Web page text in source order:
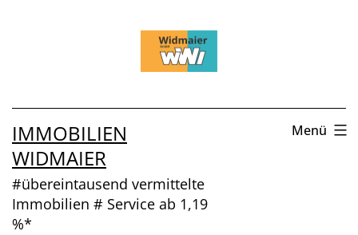
IMMOBILIEN
WIDMAIER
#übereintausend vermittelte
Immobilien # Service ab 1,19
%*
Menü